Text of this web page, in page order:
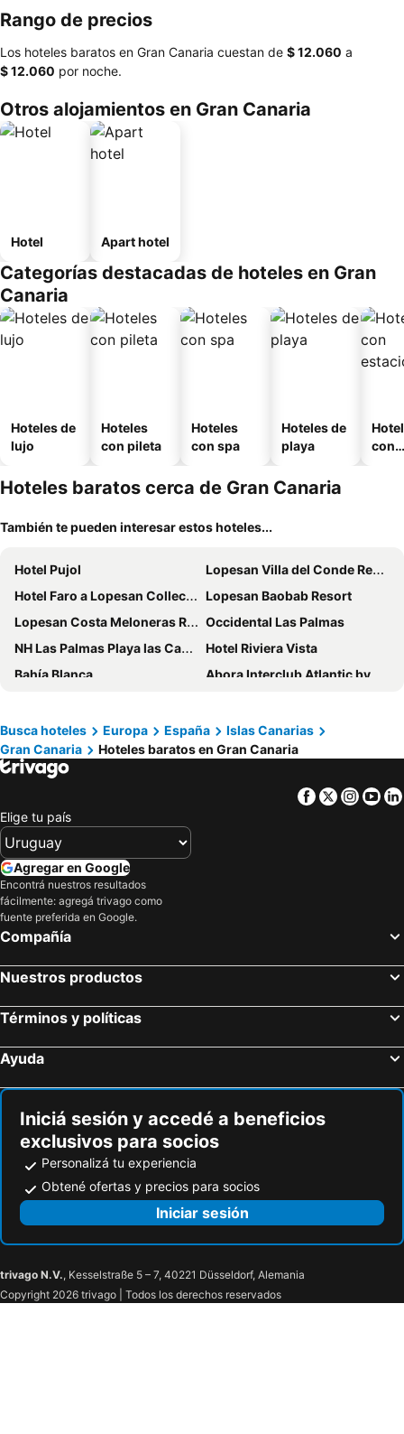
Rango de precios
Los hoteles baratos en Gran Canaria cuestan de ‎$ 12.060 a
‎$ 12.060 por noche.
Otros alojamientos en Gran Canaria
Hotel Apart hotel
Categorías destacadas de hoteles en Gran
Canaria
Hoteles de
lujo
Hoteles
con pileta
Hoteles
con spa
Hoteles de
playa
con
Hoteles baratos cerca de Gran Canaria
También te pueden interesar estos hoteles...
Hotel Pujol
Lopesan Villa del Conde Resort & Thalasso
Hotel Faro a Lopesan Collection Hotels
Lopesan Baobab Resort
Lopesan Costa Meloneras Resort & SPA
Occidental Las Palmas
NH Las Palmas Playa las Canteras
Hotel Riviera Vista
Bahía Blanca
Abora Interclub Atlantic by Lopesan Hotels
Hotel LIVVO Lago Taurito
Hotel Concorde
Hotel LIVVO Lumm
AC Hotel Iberia Las Palmas
Hotel LIVVO Fataga
Hotel LIVVO Dunagolf Suites
Hotel Las Palmas Urban Center
Apartamentos Belmonte
Busca hoteles Europa España
Islas Canarias
Gran Canaria
Hoteles baratos en Gran Canaria
Facebook
Twitter
Elige tu país
Agregar en Google
Encontrá nuestros resultados
fácilmente: agregá trivago como
fuente preferida en Google.
Compañía
Nuestros productos
Términos y políticas
Ayuda
Iniciá sesión y accedé a beneficios
exclusivos para socios
Personalizá tu experiencia
Obtené ofertas y precios para socios
Iniciar sesión
trivago N.V., Kesselstraße 5 – 7, 40221 Düsseldorf, Alemania
Copyright 2026 trivago | Todos los derechos reservados